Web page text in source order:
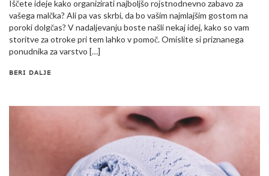
Iščete ideje kako organizirati najboljšo rojstnodnevno zabavo za
vašega malčka? Ali pa vas skrbi, da bo vašim najmlajšim gostom na
poroki dolgčas? V nadaljevanju boste našli nekaj idej, kako so vam
storitve za otroke pri tem lahko v pomoč. Omislite si priznanega
ponudnika za varstvo […]
BERI DALJE